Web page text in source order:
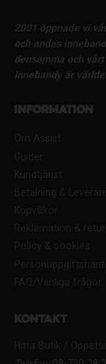
2001 öppnade vi
och andas
densamma och
Innebandy är
Information
Om Assist
Guider
Kundtjänst
Betalning & Leverans
Köpvillkor
Reklamation & retur
Policy & cookies
FAQ/Vanliga frågor
Kontakt
Hitta Butik /